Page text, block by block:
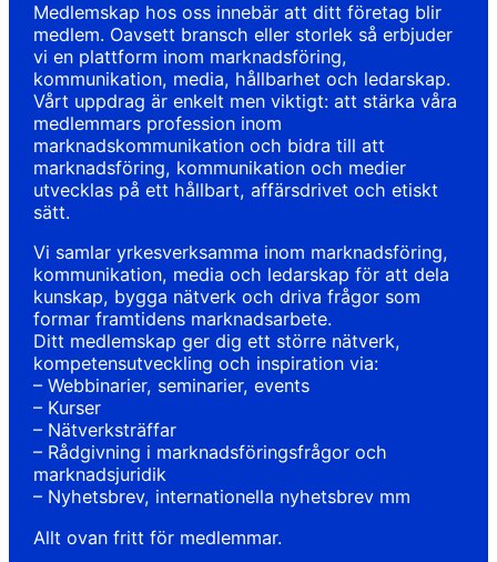
Medlemskap hos oss innebär att ditt företag blir
medlem. Oavsett bransch eller storlek så erbjuder
vi en plattform inom marknadsföring,
kommunikation, media, hållbarhet och ledarskap.
Vårt uppdrag är enkelt men viktigt: att stärka våra
medlemmars profession inom
marknadskommunikation och bidra till att
marknadsföring, kommunikation och medier
utvecklas på ett hållbart, affärsdrivet och etiskt
sätt.
Vi samlar yrkesverksamma inom marknadsföring,
kommunikation, media och ledarskap för att dela
kunskap, bygga nätverk och driva frågor som
formar framtidens marknadsarbete.
Ditt medlemskap ger dig ett större nätverk,
kompetensutveckling och inspiration via:
– Webbinarier, seminarier, events
– Kurser
– Nätverksträffar
– Rådgivning i marknadsföringsfrågor och
marknadsjuridik
– Nyhetsbrev, internationella nyhetsbrev mm
Allt ovan fritt för medlemmar.